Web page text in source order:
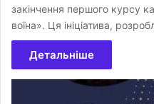
закінчення першого курсу
воїна». Ця ініціатива,
Детальніше